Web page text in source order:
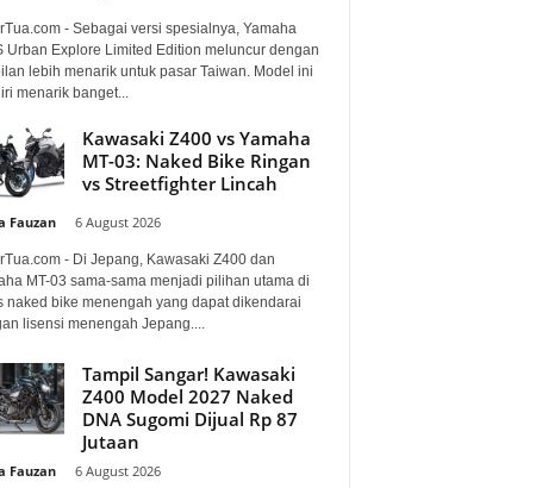
- Sebagai versi spesialnya, Yamaha
Urban Explore Limited Edition meluncur dengan
lebih menarik untuk pasar Taiwan. Model ini
menarik banget...
Kawasaki Z400 vs Yamaha
MT-03: Naked Bike Ringan
vs Streetfighter Lincah
Fauzan 6 August 2026
- Di Jepang, Kawasaki Z400 dan
MT-03 sama-sama menjadi pilihan utama di
naked bike menengah yang dapat dikendarai
lisensi menengah Jepang....
Tampil Sangar! Kawasaki
Z400 Model 2027 Naked
DNA Sugomi Dijual Rp 87
Jutaan
Fauzan 6 August 2026